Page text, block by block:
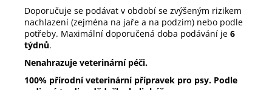
Doporučuje se podávat v období se zvýšeným rizikem
nachlazení (zejména na jaře a na podzim) nebo podle
potřeby. Maximální doporučená doba podávání je 6
týdnů.
Nenahrazuje veterinární péči.
100% přírodní veterinární přípravek pro psy. Podle
299